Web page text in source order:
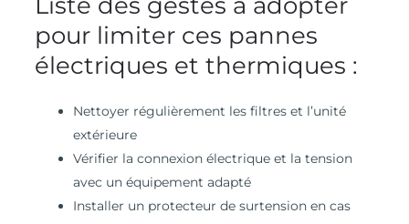
pour limiter ces pannes
électriques et thermiques :
Nettoyer régulièrement les filtres et l’unité
extérieure
Vérifier la connexion électrique et la tension
avec un équipement adapté
Installer un protecteur de surtension en cas